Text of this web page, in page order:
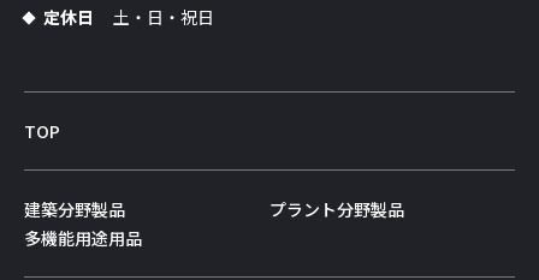
定休日
土・日・祝日
TOP
建築分野製品
プラント分野製品
多機能用途用品